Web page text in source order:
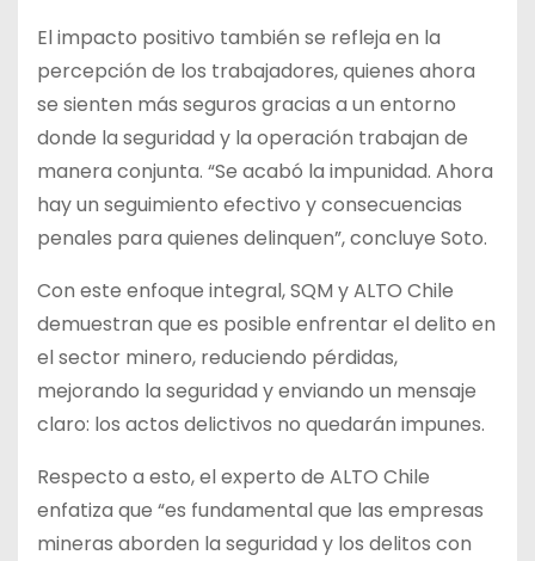
El impacto positivo también se refleja en la
percepción de los trabajadores, quienes ahora
se sienten más seguros gracias a un entorno
donde la seguridad y la operación trabajan de
manera conjunta. “Se acabó la impunidad. Ahora
hay un seguimiento efectivo y consecuencias
penales para quienes delinquen”, concluye Soto.
Con este enfoque integral, SQM y ALTO Chile
demuestran que es posible enfrentar el delito en
el sector minero, reduciendo pérdidas,
mejorando la seguridad y enviando un mensaje
claro: los actos delictivos no quedarán impunes.
Respecto a esto, el experto de ALTO Chile
enfatiza que “es fundamental que las empresas
mineras aborden la seguridad y los delitos con